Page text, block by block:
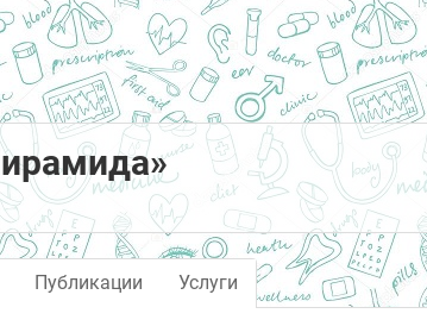
Публикации Услуги